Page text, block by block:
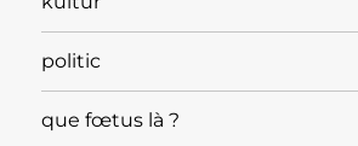
politic
que fœtus là ?